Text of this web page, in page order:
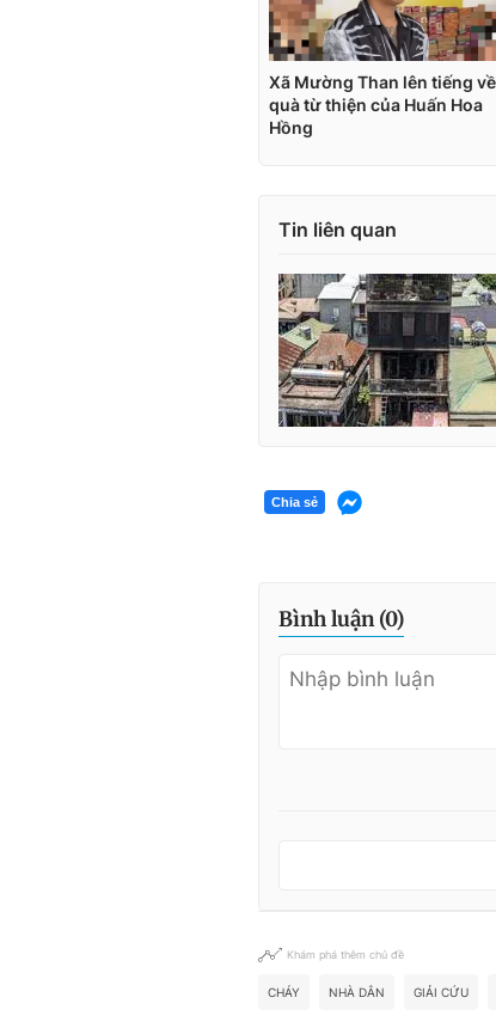
Tin liên quan
Chia sẻ
Bình luận (0)
Khám phá thêm chủ đề
CHÁY NHÀ DÂN GIẢI CỨU